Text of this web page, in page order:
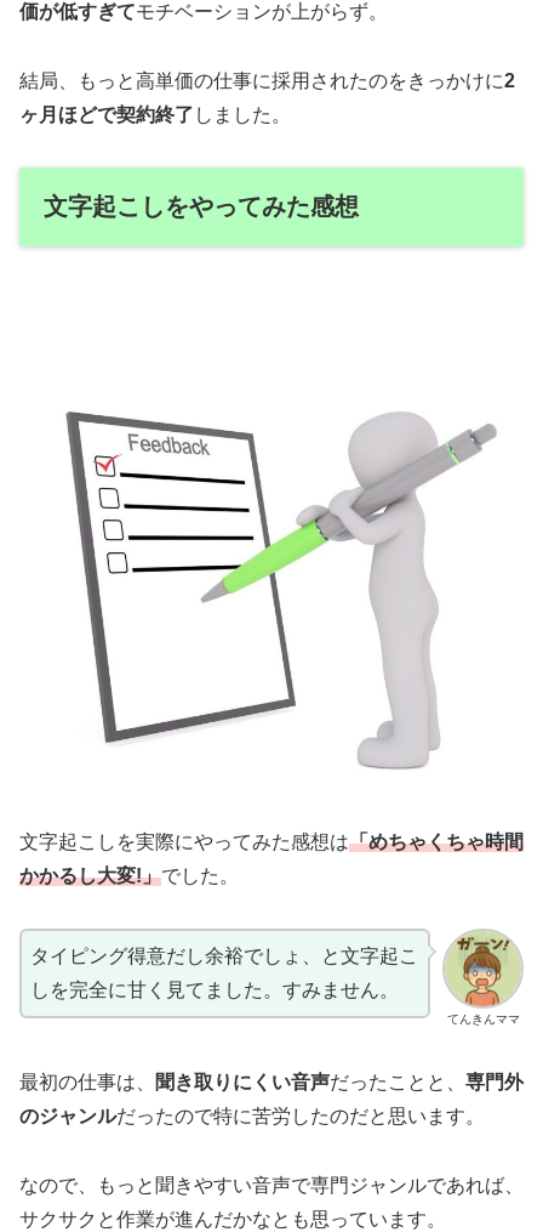
価が低すぎてモチベーションが上がらず。
結局、もっと高単価の仕事に採用されたのをきっかけに2
ヶ月ほどで契約終了 しました。
文字起こしをやってみた感想
文字起こしを実際にやってみた感想は「めちゃくちゃ時間
かかるし大変!」でした。
てんきんママ
タイピング得意だし余裕でしょ、と文字起こ
しを完全に甘く見てました。すみません。
最初の仕事は、 聞き取りにくい音声だったことと、 専門外
のジャンルだったので特に苦労したのだと思います。
なので、もっと聞きやすい音声で専門ジャンルであれば、
サクサクと作業が進んだかなとも思っています。